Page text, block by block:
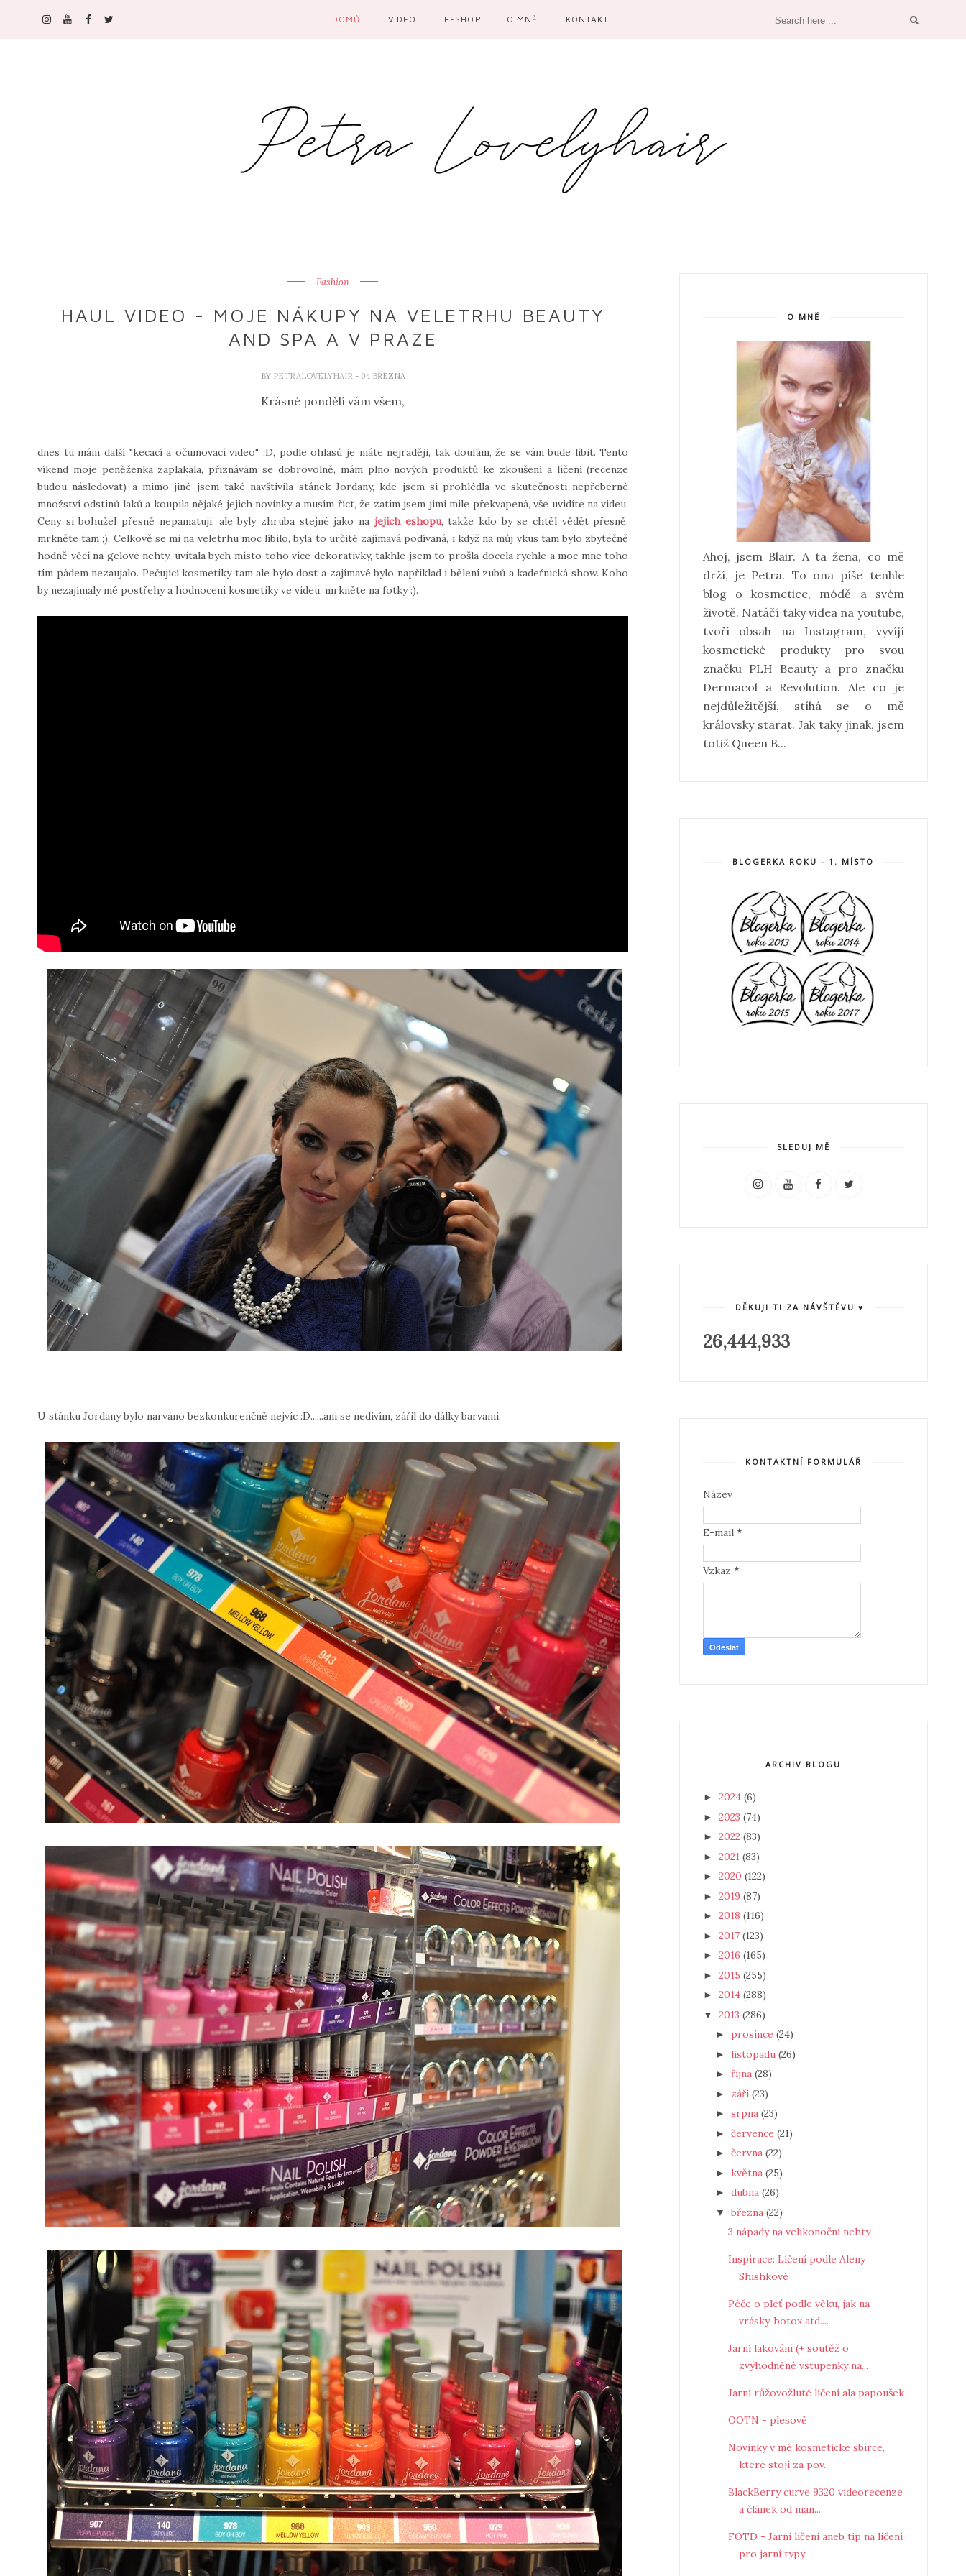
DOMŮ VIDEO E-SHOP O MNĚ KONTAKT
Fashion
HAUL VIDEO - MOJE NÁKUPY NA VELETRHU BEAUTY
AND SPA A V PRAZE
BY PETRALOVELYHAIR - 04 BŘEZNA
Krásné pondělí vám všem,
dnes tu mám další "kecací a očumovací video" :D, podle ohlasů je máte nejraději, tak doufám, že se vám bude líbit. Tento
víkend moje peněženka zaplakala, přiznávám se dobrovolně, mám plno nových produktů ke zkoušení a líčení (recenze
budou následovat) a mimo jiné jsem také navštívila stánek Jordany, kde jsem si prohlédla ve skutečnosti nepřeberné
množství odstínů laků a koupila nějaké jejich novinky a musím říct, že zatím jsem jimi mile překvapená, vše uvidíte na videu.
Ceny si bohužel přesně nepamatuji, ale byly zhruba stejné jako na jejich eshopu, takže kdo by se chtěl vědět přesně,
mrkněte tam ;). Celkově se mi na veletrhu moc líbilo, byla to určitě zajímavá podívaná, i když na můj vkus tam bylo zbytečně
hodně věcí na gelové nehty, uvítala bych místo toho více dekorativky, takhle jsem to prošla docela rychle a moc mne toho
tím pádem nezaujalo. Pečující kosmetiky tam ale bylo dost a zajímavé bylo například i bělení zubů a kadeřnická show. Koho
by nezajímaly mé postřehy a hodnocení kosmetiky ve videu, mrkněte na fotky :).
U stánku Jordany bylo narváno bezkonkurenčně nejvíc :D......ani se nedivím, zářil do dálky barvami.
O MNĚ
Ahoj, jsem Blair. A ta žena, co mě
drží, je Petra. To ona píše tenhle
blog o kosmetice, módě a svém
životě. Natáčí taky videa na youtube,
tvoří obsah na Instagram, vyvíjí
kosmetické produkty pro svou
značku PLH Beauty a pro značku
Dermacol a Revolution. Ale co je
nejdůležitější, stíhá se o mě
královsky starat. Jak taky jinak, jsem
totiž Queen B...
BLOGERKA ROKU - 1. MÍSTO
SLEDUJ MĚ
DĚKUJI TI ZA NÁVŠTĚVU ♥
26,444,933
KONTAKTNÍ FORMULÁŘ
Název
E-mail *
Vzkaz *
ARCHIV BLOGU
► 2024 (6)
► 2023 (74)
► 2022 (83)
► 2021 (83)
► 2020 (122)
► 2019 (87)
► 2018 (116)
► 2017 (123)
► 2016 (165)
► 2015 (255)
► 2014 (288)
▼ 2013 (286)
► prosince (24)
► listopadu (26)
► října (28)
► září (23)
► srpna (23)
► července (21)
► června (22)
► května (25)
► dubna (26)
▼ března (22)
3 nápady na velikonoční nehty
Inspirace: Líčení podle Aleny
Shishkové
Péče o pleť podle věku, jak na
vrásky, botox atd....
Jarní lakování (+ soutěž o
zvýhodněné vstupenky na...
Jarní růžovožluté líčení ala papoušek
OOTN - plesově
Novinky v mé kosmetické sbírce,
které stojí za pov...
BlackBerry curve 9320 videorecenze
a článek od man...
FOTD - Jarní líčení aneb tip na líčení
pro jarní typy